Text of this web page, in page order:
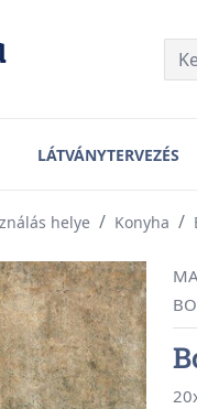
LÁTVÁNYTERVEZÉS
helye Konyha